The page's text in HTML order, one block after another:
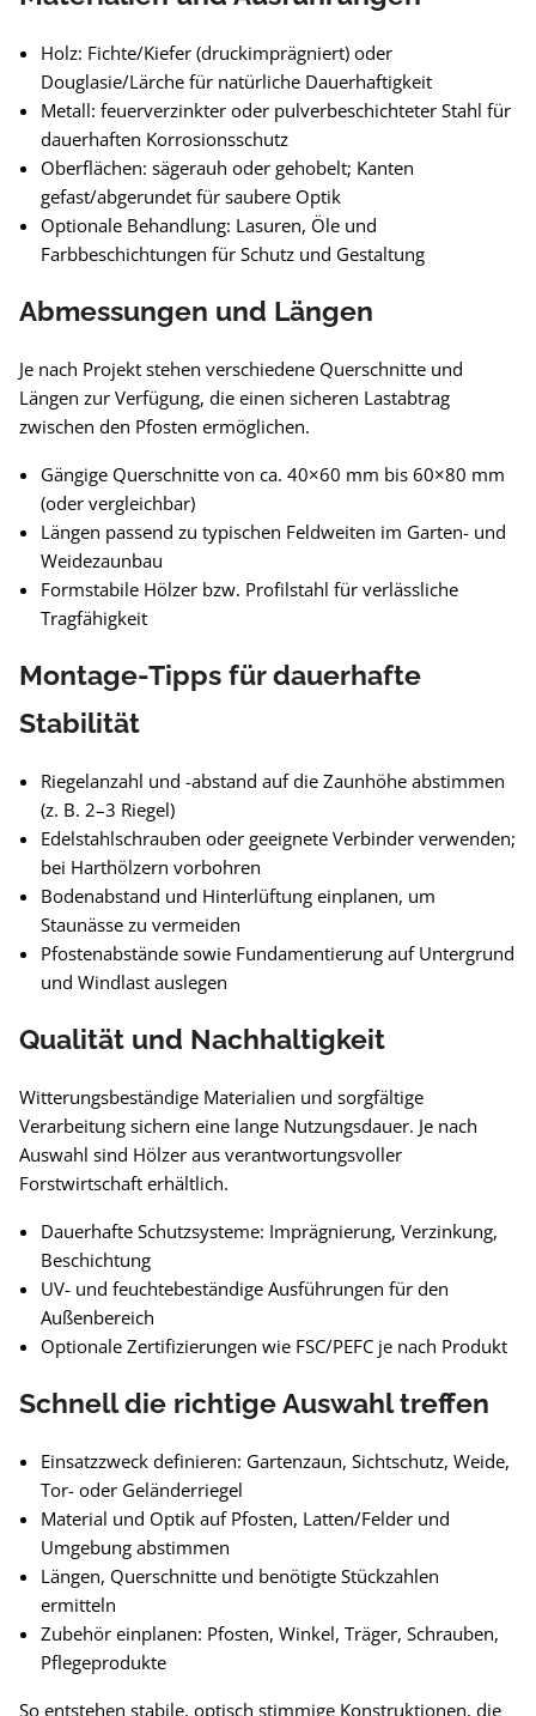
Holz: Fichte/Kiefer (druckimprägniert) oder
Douglasie/Lärche für natürliche Dauerhaftigkeit
Metall: feuerverzinkter oder pulverbeschichteter Stahl für
dauerhaften Korrosionsschutz
Oberflächen: sägerauh oder gehobelt; Kanten
gefast/abgerundet für saubere Optik
Optionale Behandlung: Lasuren, Öle und
Farbbeschichtungen für Schutz und Gestaltung
Abmessungen und Längen
Je nach Projekt stehen verschiedene Querschnitte und
Längen zur Verfügung, die einen sicheren Lastabtrag
zwischen den Pfosten ermöglichen.
Gängige Querschnitte von ca. 40×60 mm bis 60×80 mm
(oder vergleichbar)
Längen passend zu typischen Feldweiten im Garten- und
Weidezaunbau
Formstabile Hölzer bzw. Profilstahl für verlässliche
Tragfähigkeit
Montage-Tipps für dauerhafte
Stabilität
Riegelanzahl und -abstand auf die Zaunhöhe abstimmen
(z. B. 2–3 Riegel)
Edelstahlschrauben oder geeignete Verbinder verwenden;
bei Harthölzern vorbohren
Bodenabstand und Hinterlüftung einplanen, um
Staunässe zu vermeiden
Pfostenabstände sowie Fundamentierung auf Untergrund
und Windlast auslegen
Qualität und Nachhaltigkeit
Witterungsbeständige Materialien und sorgfältige
Verarbeitung sichern eine lange Nutzungsdauer. Je nach
Auswahl sind Hölzer aus verantwortungsvoller
Forstwirtschaft erhältlich.
Dauerhafte Schutzsysteme: Imprägnierung, Verzinkung,
Beschichtung
UV- und feuchtebeständige Ausführungen für den
Außenbereich
Optionale Zertifizierungen wie FSC/PEFC je nach Produkt
Schnell die richtige Auswahl treffen
Einsatzzweck definieren: Gartenzaun, Sichtschutz, Weide,
Tor- oder Geländerriegel
Material und Optik auf Pfosten, Latten/Felder und
Umgebung abstimmen
Längen, Querschnitte und benötigte Stückzahlen
ermitteln
Zubehör einplanen: Pfosten, Winkel, Träger, Schrauben,
Pflegeprodukte
So entstehen stabile, optisch stimmige Konstruktionen, die